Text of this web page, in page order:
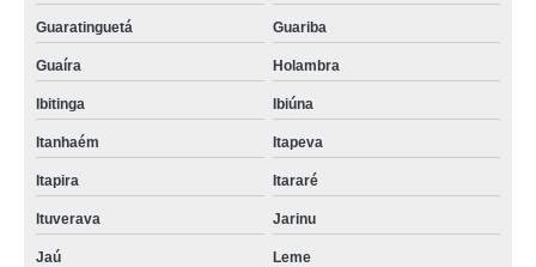
Guaratinguetá Guariba
Guaíra Holambra
Ibitinga Ibiúna
Itanhaém Itapeva
Itapira Itararé
Ituverava Jarinu
Jaú Leme